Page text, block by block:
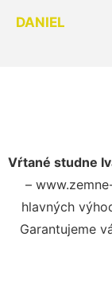
DANIEL
Vŕtané studne
–
hlavných
Garantujeme